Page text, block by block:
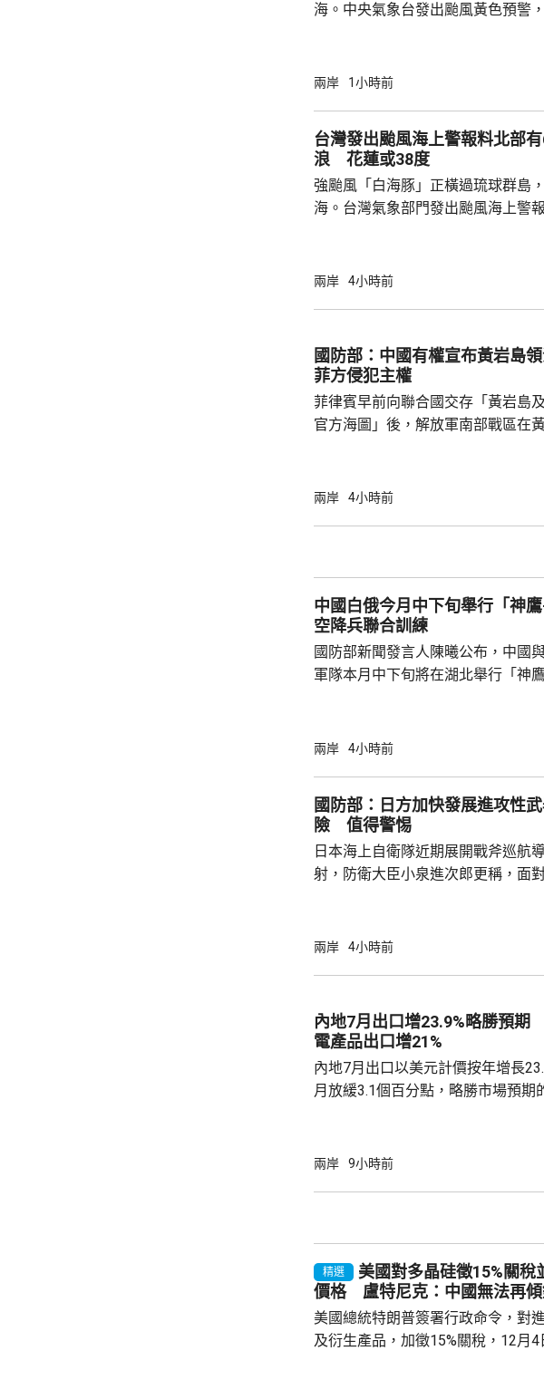
海。中央氣象台發出颱風黃色預警
午及下午4時，提升防颱風應急響應
目已全部停工，290艘施工船全部進
域避風，泉州以北19條客渡運航線
浙江省氣象台預料「白海豚」有較...
兩岸 1小時前
台灣發出颱風海上警報料北部
浪 花蓮或38度
強颱風「白海豚」正橫過琉球群島
海。台灣氣象部門發出颱風海上警
岸、蘭嶼、綠島、恆春半島及馬祖易
門又指，受颱風外圍環流沉降影響，
天氣高溫炎熱，宜蘭縣及花蓮縣可能
市...
兩岸 4小時前
國防部：中國有權宣布黃岩島
菲方侵犯主權
菲律賓早前向聯合國交存「黃岩島
官方海圖」後，解放軍南部戰區在
被菲方批評是非法行為。 國防部新聞發言人陳
方行徑嚴重侵犯中國領土主權，違
國際關係基本準則，非法無效，而中
兩岸 4小時前
中國白俄今月中下旬舉行「神鷹
空降兵聯合訓練
國防部新聞發言人陳曦公布，中國
軍隊本月中下旬將在湖北舉行「神鷹
剿與固守等演練，是雙方第4次舉行
7月，當時在白俄羅斯布列斯特附近
恐行動為背景的「雄鷹突擊-2024」
訓練。至於「神鷹」系列對上一次...
兩岸 4小時前
國防部：日方加快發展進攻性
險 值得警惕
日本海上自衛隊近期展開戰斧巡航
射，防衛大臣小泉進次郎更稱，面
批評日方加快發展進攻性武器的動向
守防衛規制，加速推進再軍事化的藉口
說，真正威脅日本安全、地區和平穩
恰是日本國內謀求擴軍備武、加速再
兩岸 4小時前
內地7月出口增23.9%略勝預
電產品出口增21%
內地7月出口以美元計價按年增長
月放緩3.1個百分點，略勝市場預期
1成至1125億美元，高於市場預期的
總署數據顯示，今年首...
兩岸 9小時前
精選
美國對多晶硅徵15%關稅
價格 盧特尼克：中國無法再
美國總統特朗普簽署行政命令，對
及衍生產品，加徵15%關稅，12月4